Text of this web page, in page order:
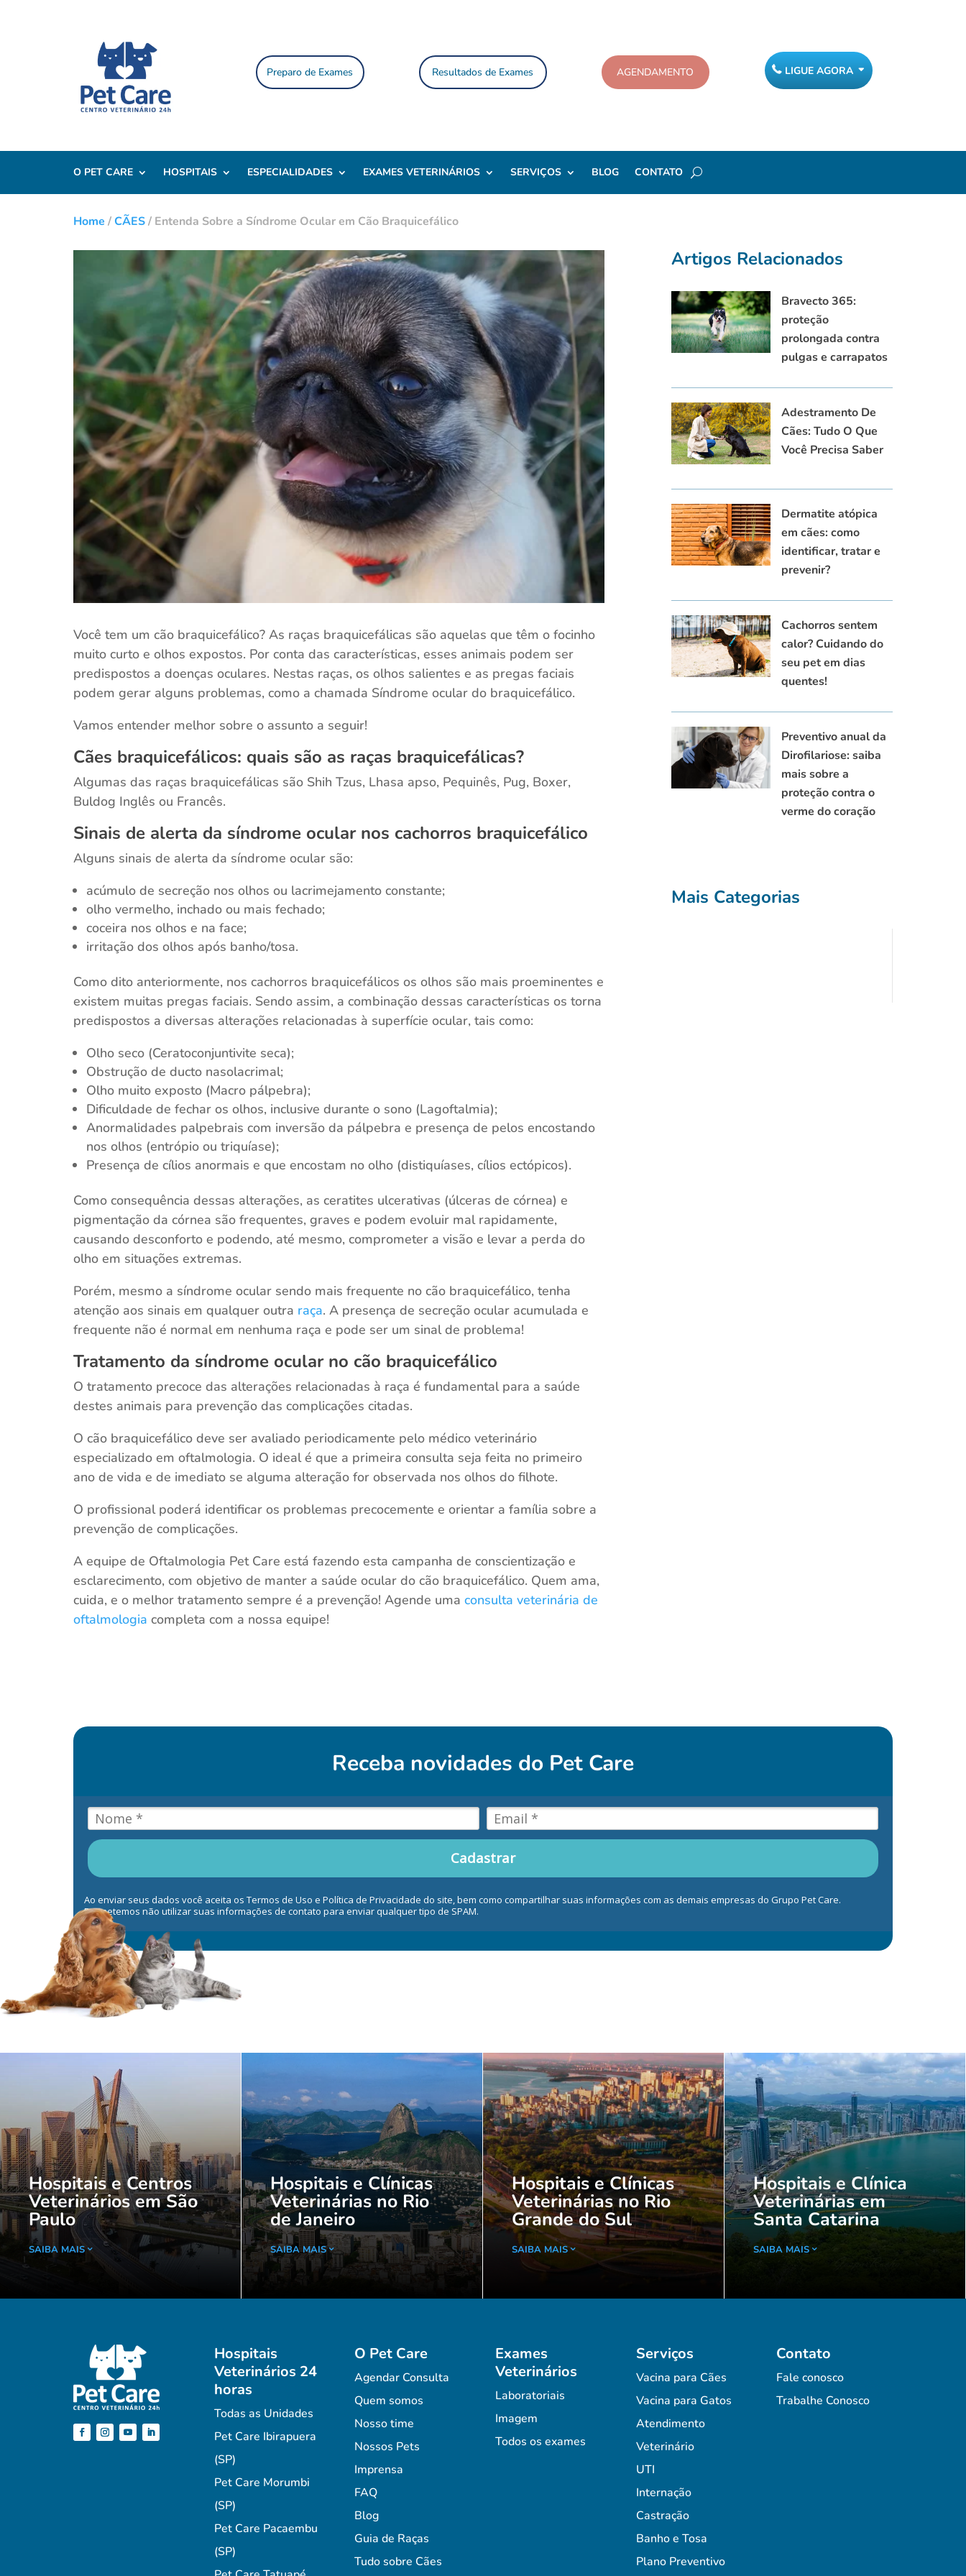
Preparo de Exames Resultados de Exames AGENDAMENTO LIGUE AGORA
O PET CARE HOSPITAIS ESPECIALIDADES EXAMES VETERINÁRIOS SERVIÇOS BLOG CONTATO
Home /CÃES/ Entenda Sobre a Síndrome Ocular em Cão Braquicefálico
Você tem um cão braquicefálico? As raças braquicefálicas são aquelas que têm o focinho
muito curto e olhos expostos. Por conta das características, esses animais podem ser
predispostos a doenças oculares. Nestas raças, os olhos salientes e as pregas faciais
podem gerar alguns problemas, como a chamada Síndrome ocular do braquicefálico.
Vamos entender melhor sobre o assunto a seguir!
Cães braquicefálicos: quais são as raças braquicefálicas?
Algumas das raças braquicefálicas são Shih Tzus, Lhasa apso, Pequinês, Pug, Boxer,
Buldog Inglês ou Francês.
Sinais de alerta da síndrome ocular nos cachorros braquicefálico
Alguns sinais de alerta da síndrome ocular são:
acúmulo de secreção nos olhos ou lacrimejamento constante;
olho vermelho, inchado ou mais fechado;
coceira nos olhos e na face;
irritação dos olhos após banho/tosa.
Como dito anteriormente, nos cachorros braquicefálicos os olhos são mais proeminentes e
existem muitas pregas faciais. Sendo assim, a combinação dessas características os torna
predispostos a diversas alterações relacionadas à superfície ocular, tais como:
Olho seco (Ceratoconjuntivite seca);
Obstrução de ducto nasolacrimal;
Olho muito exposto (Macro pálpebra);
Dificuldade de fechar os olhos, inclusive durante o sono (Lagoftalmia);
Anormalidades palpebrais com inversão da pálpebra e presença de pelos encostando
nos olhos (entrópio ou triquíase);
Presença de cílios anormais e que encostam no olho (distiquíases, cílios ectópicos).
Como consequência dessas alterações, as ceratites ulcerativas (úlceras de córnea) e
pigmentação da córnea são frequentes, graves e podem evoluir mal rapidamente,
causando desconforto e podendo, até mesmo, comprometer a visão e levar a perda do
olho em situações extremas.
Porém, mesmo a síndrome ocular sendo mais frequente no cão braquicefálico, tenha
atenção aos sinais em qualquer outra raça. A presença de secreção ocular acumulada e
frequente não é normal em nenhuma raça e pode ser um sinal de problema!
Tratamento da síndrome ocular no cão braquicefálico
O tratamento precoce das alterações relacionadas à raça é fundamental para a saúde
destes animais para prevenção das complicações citadas.
O cão braquicefálico deve ser avaliado periodicamente pelo médico veterinário
especializado em oftalmologia. O ideal é que a primeira consulta seja feita no primeiro
ano de vida e de imediato se alguma alteração for observada nos olhos do filhote.
O profissional poderá identificar os problemas precocemente e orientar a família sobre a
prevenção de complicações.
A equipe de Oftalmologia Pet Care está fazendo esta campanha de conscientização e
esclarecimento, com objetivo de manter a saúde ocular do cão braquicefálico. Quem ama,
cuida, e o melhor tratamento sempre é a prevenção! Agende uma consulta veterinária de
oftalmologia completa com a nossa equipe!
Artigos Relacionados
Bravecto 365:
proteção
prolongada contra
pulgas e carrapatos
Adestramento De
Cães: Tudo O Que
Você Precisa Saber
Dermatite atópica
em cães: como
identificar, tratar e
prevenir?
Cachorros sentem
calor? Cuidando do
seu pet em dias
quentes!
Preventivo anual da
Dirofilariose: saiba
mais sobre a
proteção contra o
verme do coração
Mais Categorias
Receba novidades do Pet Care
Cadastrar
Ao enviar seus dados você aceita os Termos de Uso e Política de Privacidade do site, bem como compartilhar suas informações com as demais empresas do Grupo Pet Care.
Prometemos não utilizar suas informações de contato para enviar qualquer tipo de SPAM.
Hospitais e Centros
Veterinários em São
Paulo
SAIBA MAIS
Hospitais e Clínicas
Veterinárias no Rio
de Janeiro
SAIBA MAIS
Hospitais e Clínicas
Veterinárias no Rio
Grande do Sul
SAIBA MAIS
Hospitais e Clínica
Veterinárias em
Santa Catarina
SAIBA MAIS
Hospitais
Veterinários 24
horas
Todas as Unidades
Pet Care Ibirapuera
(SP)
Pet Care Morumbi
(SP)
Pet Care Pacaembu
(SP)
O Pet Care
Agendar Consulta
Quem somos
Nosso time
Nossos Pets
Imprensa
FAQ
Blog
Guia de Raças
Tudo sobre Cães
Exames
Veterinários
Laboratoriais
Imagem
Todos os exames
Serviços
Vacina para Cães
Vacina para Gatos
Atendimento
Veterinário
UTI
Internação
Castração
Banho e Tosa
Plano Preventivo
Contato
Fale conosco
Trabalhe Conosco